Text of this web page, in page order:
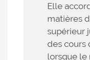
Elle
matières
supérieur
des cours
lorsque le